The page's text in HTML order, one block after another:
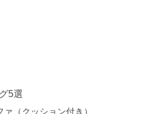
5選
（クッション付き）